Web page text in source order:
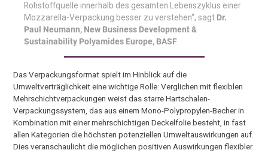
Rohstoffquelle innerhalb des gesamten Lebenszyklus einer
Mozzarella-Verpackung besser zu verstehen“, sagt Dr.
Paul Neumann, New Business Development &
Sustainability Polyamides Europe, BASF.
Das Verpackungsformat spielt im Hinblick auf die
Umweltverträglichkeit eine wichtige Rolle: Verglichen mit flexiblen
Mehrschichtverpackungen weist das starre Hartschalen-
Verpackungssystem, das aus einem Mono-Polypropylen-Becher in
Kombination mit einer mehrschichtigen Deckelfolie besteht, in fast
allen Kategorien die höchsten potenziellen Umweltauswirkungen auf.
Dies veranschaulicht die möglichen positiven Auswirkungen flexibler